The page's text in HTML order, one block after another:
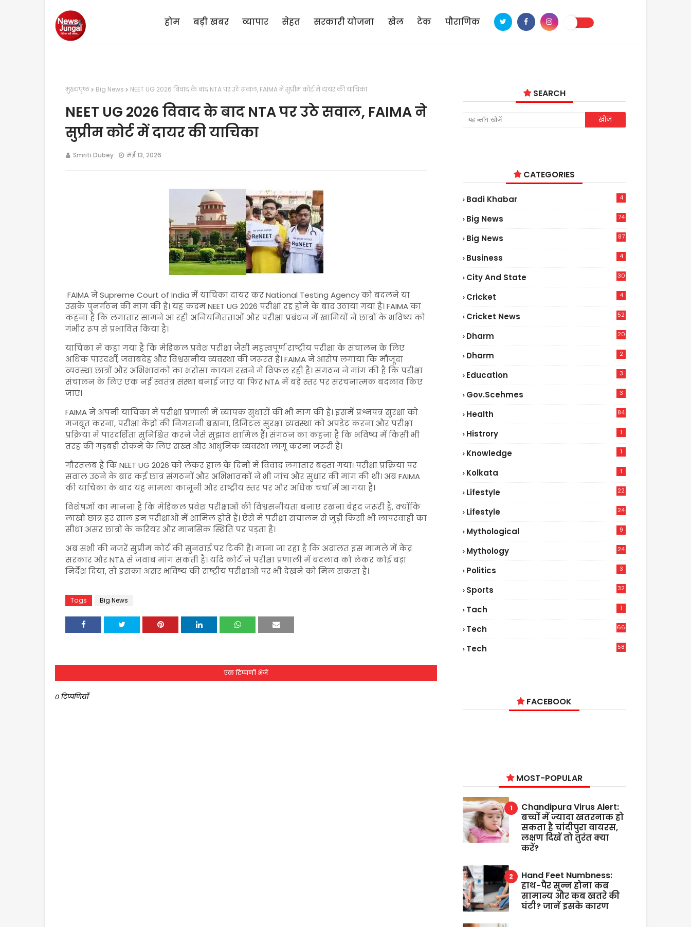
होम बड़ी खबर व्यापार सेहत सरकारी योजना खेल टेक पौराणिक
मुख्यपृष्ठ Big News NEET UG 2026 विवाद के बाद NTA पर उठे सवाल, FAIMA ने सुप्रीम कोर्ट में दायर की याचिका
NEET UG 2026 विवाद के बाद NTA पर उठे सवाल, FAIMA ने
सुप्रीम कोर्ट में दायर की याचिका
Smriti Dubey मई 13, 2026
FAIMAनेSupreme Court of India में याचिका दायर करNational Testing Agencyको बदलने या
उसके पुनर्गठन की मांग की है। यह कदमNEET UG 2026 परीक्षा रद्द होने के बाद उठाया गया है। FAIMA का
कहना है कि लगातार सामने आ रही अनियमितताओं और परीक्षा प्रबंधन में खामियों ने छात्रों के भविष्य को
गंभीर रूप से प्रभावित किया है।
याचिका में कहा गया है कि मेडिकल प्रवेश परीक्षा जैसी महत्वपूर्ण राष्ट्रीय परीक्षा के संचालन के लिए
अधिक पारदर्शी, जवाबदेह और विश्वसनीय व्यवस्था की जरूरत है। FAIMA ने आरोप लगाया कि मौजूदा
व्यवस्था छात्रों और अभिभावकों का भरोसा कायम रखने में विफल रही है। संगठन ने मांग की है कि परीक्षा
संचालन के लिए एक नई स्वतंत्र संस्था बनाई जाए या फिर NTA में बड़े स्तर पर संरचनात्मक बदलाव किए
जाएं।
FAIMA ने अपनी याचिका में परीक्षा प्रणाली में व्यापक सुधारों की भी मांग की है। इसमें प्रश्नपत्र सुरक्षा को
मजबूत करना, परीक्षा केंद्रों की निगरानी बढ़ाना, डिजिटल सुरक्षा व्यवस्था को अपडेट करना और परीक्षा
प्रक्रिया में पारदर्शिता सुनिश्चित करने जैसे सुझाव शामिल हैं। संगठन का कहना है कि भविष्य में किसी भी
तरह की गड़बड़ी रोकने के लिए सख्त और आधुनिक व्यवस्था लागू करना जरूरी है।
गौरतलब है कि NEET UG 2026 को लेकर हाल के दिनों में विवाद लगातार बढ़ता गया। परीक्षा प्रक्रिया पर
सवाल उठने के बाद कई छात्र संगठनों और अभिभावकों ने भी जांच और सुधार की मांग की थी। अब FAIMA
की याचिका के बाद यह मामला कानूनी और राष्ट्रीय स्तर पर और अधिक चर्चा में आ गया है।
विशेषज्ञों का मानना है कि मेडिकल प्रवेश परीक्षाओं की विश्वसनीयता बनाए रखना बेहद जरूरी है, क्योंकि
लाखों छात्र हर साल इन परीक्षाओं में शामिल होते हैं। ऐसे में परीक्षा संचालन से जुड़ी किसी भी लापरवाही का
सीधा असर छात्रों के करियर और मानसिक स्थिति पर पड़ता है।
अब सभी की नजरें सुप्रीम कोर्ट की सुनवाई पर टिकी हैं। माना जा रहा है कि अदालत इस मामले में केंद्र
सरकार और NTA से जवाब मांग सकती है। यदि कोर्ट ने परीक्षा प्रणाली में बदलाव को लेकर कोई बड़ा
निर्देश दिया, तो इसका असर भविष्य की राष्ट्रीय परीक्षाओं पर भी देखने को मिल सकता है।
Tags Big News
एक टिप्पणी भेजें
0 टिप्पणियाँ
SEARCH
CATEGORIES
Badi Khabar 4
Big News
74
Big News
87
Business 4
City And State 30
Cricket 4
Cricket News
52
Dharm 20
Dharm 2
Education 3
Gov.scehmes 3
Health
84
Histrory 1
Knowledge 1
Kolkata 1
Lifestyle
22
Lifestyle
24
Mythological 9
Mythology 24
Politics 3
Sports 32
Tach 1
Tech
66
Tech
58
FACEBOOK
MOST-POPULAR
Chandipura Virus Alert:
बच्चों में ज्यादा खतरनाक हो
सकता है चांदीपुरा वायरस,
लक्षण दिखें तो तुरंत क्या
करें?
Hand Feet Numbness:
हाथ-पैर सुन्न होना कब
सामान्य और कब खतरे की
घंटी? जानें इसके कारण